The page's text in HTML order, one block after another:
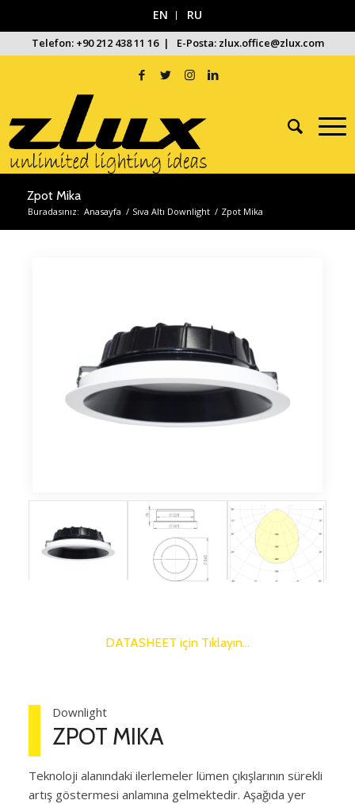
EN RU
Telefon: +90 212 438 11 16 | E-Posta: zlux.office@zlux.com
Zpot Mika
Buradasınız: Anasayfa / Sıva Altı Downlight / Zpot Mika
DATASHEET için Tıklayın…
Downlight
ZPOT MIKA
Teknoloji alanındaki ilerlemeler lümen çıkışlarının sürekli
artış göstermesi anlamına gelmektedir. Aşağıda yer